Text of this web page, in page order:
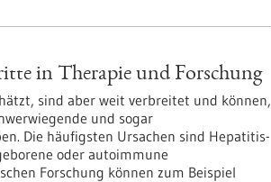
in Therapie und Forschung
sind aber weit verbreitet und können,
und sogar
Die häufigsten Ursachen sind Hepatitis-
oder autoimmune
Forschung können zum Beispiel